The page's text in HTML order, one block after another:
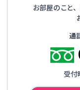
お部屋のこと
通
受